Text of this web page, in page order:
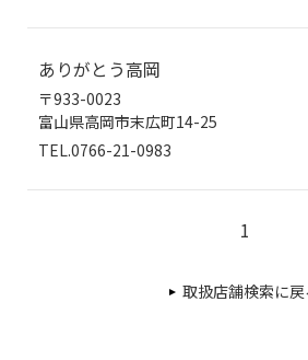
ありがとう高岡
〒933-0023
富山県高岡市末広町14-25
TEL.0766-21-0983
1
取扱店舗検索に戻